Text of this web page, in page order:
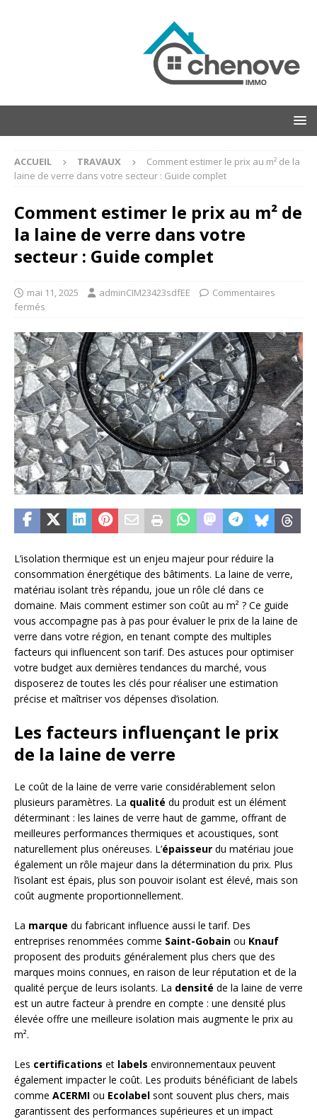
ACCUEIL TRAVAUX
Comment estimer le prix au m² de la
laine de verre dans votre secteur : Guide complet
Comment estimer le prix au m² de
la laine de verre dans votre
secteur : Guide complet
mai 11, 2025 adminCIM23423sdfEE
Commentaires
fermés
L’isolation thermique est un enjeu majeur pour réduire la
consommation énergétique des bâtiments. La laine de verre,
matériau isolant très répandu, joue un rôle clé dans ce
domaine. Mais comment estimer son coût au m² ? Ce guide
vous accompagne pas à pas pour évaluer le prix de la laine de
verre dans votre région, en tenant compte des multiples
facteurs qui influencent son tarif. Des astuces pour optimiser
votre budget aux dernières tendances du marché, vous
disposerez de toutes les clés pour réaliser une estimation
précise et maîtriser vos dépenses d’isolation.
Les facteurs influençant le prix
de la laine de verre
Le coût de la laine de verre varie considérablement selon
plusieurs paramètres. La qualité du produit est un élément
déterminant : les laines de verre haut de gamme, offrant de
meilleures performances thermiques et acoustiques, sont
naturellement plus onéreuses. L’épaisseur du matériau joue
également un rôle majeur dans la détermination du prix. Plus
l’isolant est épais, plus son pouvoir isolant est élevé, mais son
coût augmente proportionnellement.
La marque du fabricant influence aussi le tarif. Des
entreprises renommées comme Saint-Gobain ou Knauf
proposent des produits généralement plus chers que des
marques moins connues, en raison de leur réputation et de la
qualité perçue de leurs isolants. La densité de la laine de verre
est un autre facteur à prendre en compte : une densité plus
élevée offre une meilleure isolation mais augmente le prix au
m².
Les certifications et labels environnementaux peuvent
également impacter le coût. Les produits bénéficiant de labels
comme ACERMI ou Ecolabel sont souvent plus chers, mais
garantissent des performances supérieures et un impact